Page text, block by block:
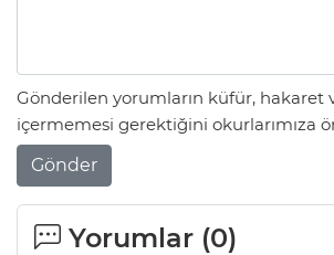
Gönderilen yorumların küfür, hakaret
içermemesi gerektiğini okurlarımıza
Gönder
Yorumlar (0)